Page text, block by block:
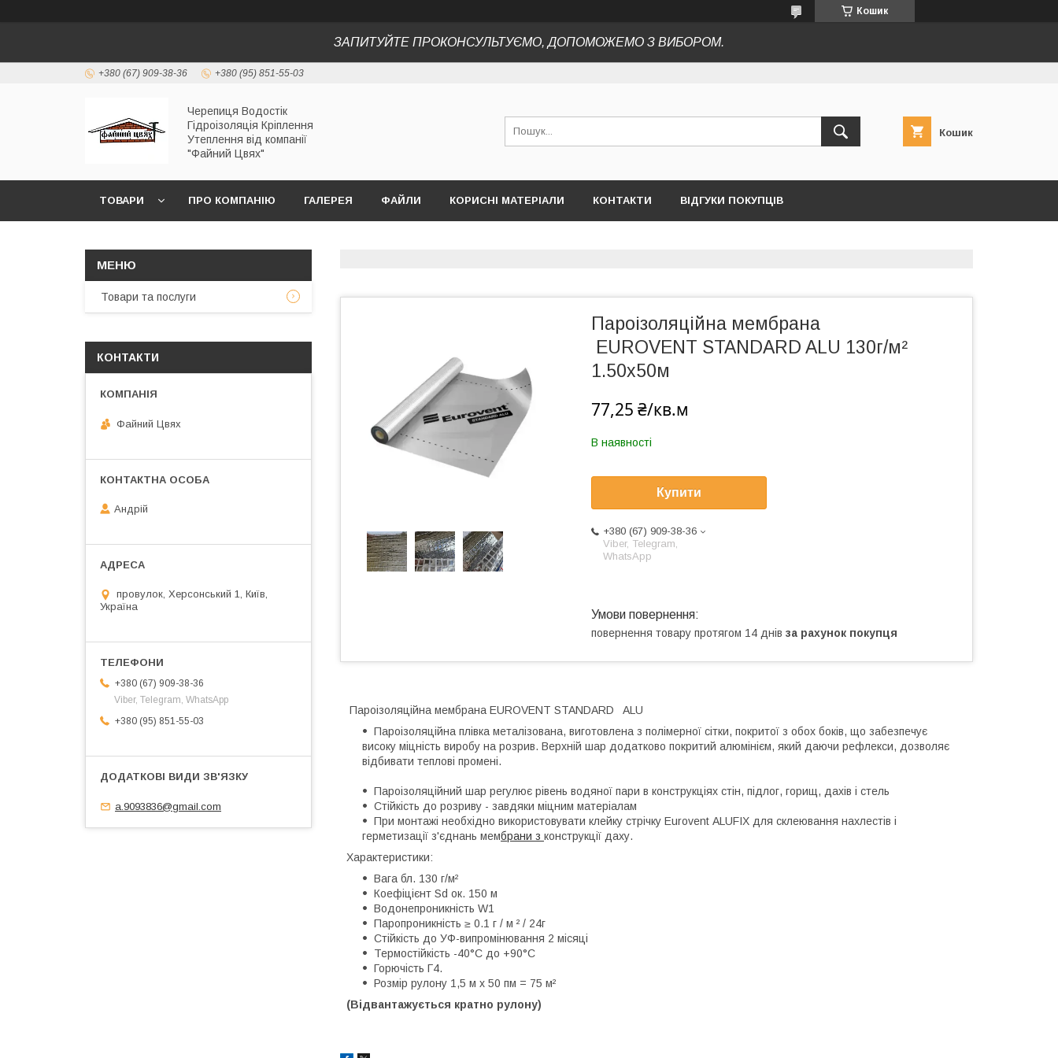
Кошик
ЗАПИТУЙТЕ ПРОКОНСУЛЬТУЄМО, ДОПОМОЖЕМО З ВИБОРОМ.
+380 (67) 909-38-36 +380 (95) 851-55-03
Черепиця Водостік
Гідроізоляція Кріплення
Утеплення від компанії
"Файний Цвях"
Кошик
ТОВАРИ ПРО КОМПАНІЮ ГАЛЕРЕЯ ФАЙЛИ КОРИСНІ МАТЕРІАЛИ КОНТАКТИ ВІДГУКИ ПОКУПЦІВ
Пароізоляційна мембрана
EUROVENT STANDARD ALU 130г/м²
1.50х50м
77,25 ₴/кв.м
В наявності
Купити
+380 (67) 909-38-36
Viber, Telegram,
WhatsApp
повернення товару протягом 14 днів за рахунок покупця
Пароізоляційна мембрана EUROVENT STANDARD ALU
Пароізоляційна плівка металізована, виготовлена з полімерної сітки, покритої з обох боків, що забезпечує
високу міцність виробу на розрив. Верхній шар додатково покритий алюмінієм, який даючи рефлекси, дозволяє
відбивати теплові промені.
Пароізоляційний шар регулює рівень водяної пари в конструкціях стін, підлог, горищ, дахів і стель
Стійкість до розриву - завдяки міцним матеріалам
При монтажі необхідно використовувати клейку стрічку Eurovent АLUFIX для склеювання нахлестів і
герметизації з'єднань мембрани з конструкції даху.
Характеристики:
Вага бл. 130 г/м²
Коефіцієнт Sd ок. 150 м
Водонепроникність W1
Паропроникність ≥ 0.1 г / м ² / 24г
Стійкість до УФ-випромінювання 2 місяці
Термостійкість -40°С до +90°С
Горючість Г4.
Розмір рулону 1,5 м х 50 пм = 75 м²
(Відвантажується кратно рулону)
Товари та послуги
КОНТАКТИ
Файний Цвях
Андрій
провулок, Херсонський 1, Київ,
Україна
+380 (67) 909-38-36
Viber, Telegram, WhatsApp
+380 (95) 851-55-03
a.9093836@gmail.com